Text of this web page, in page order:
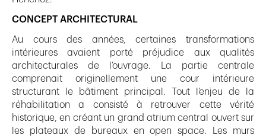
CONCEPT ARCHITECTURAL
Au cours des années, certaines transformations
intérieures avaient porté préjudice aux qualités
architecturales de l’ouvrage. La partie centrale
comprenait originellement une cour intérieure
structurant le bâtiment principal. Tout l’enjeu de la
réhabilitation a consisté à retrouver cette vérité
historique, en créant un grand atrium central ouvert sur
les plateaux de bureaux en open space. Les murs